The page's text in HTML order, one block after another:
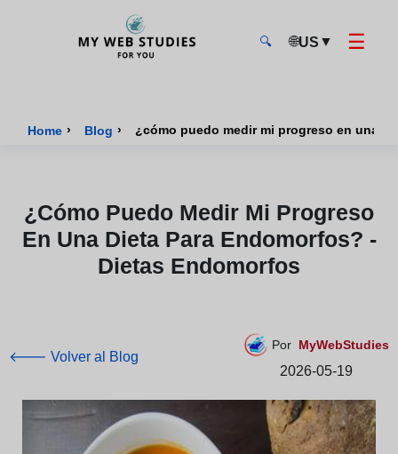
🔍 🌐US ▼ ☰
Home › Blog › ¿cómo puedo medir mi progreso en una
¿cómo Puedo Medir Mi Progreso
En Una Dieta Para Endomorfos? -
Dietas Endomorfos
🡐 Volver al Blog
Por MyWebStudies
2026-05-19